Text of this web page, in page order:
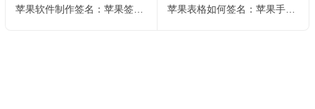
苹果软件制作签名：苹果签名软件源
苹果表格如何签名：苹果手机如何自己签名